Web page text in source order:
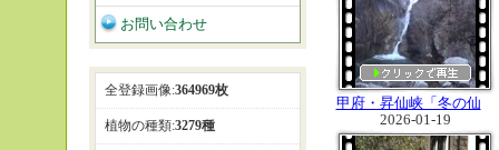
甲府・昇仙峡「冬の仙
娥滝」
2026-01-19
お問い合わせ
全登録画像:364969枚
植物の種類:3279種